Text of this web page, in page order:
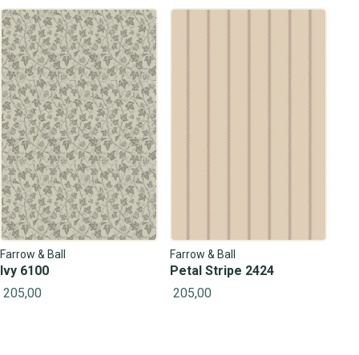
Farrow & Ball
Ivy 6100
205,00
Farrow & Ball
Petal Stripe 2424
205,00